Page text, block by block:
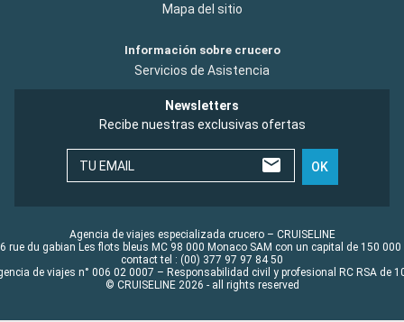
Mapa del sitio
Información sobre crucero
Servicios de Asistencia
Newsletters
Recibe nuestras exclusivas ofertas
TU EMAIL OK
Agencia de viajes especializada crucero – CRUISELINE
rue du gabian Les flots bleus MC 98 000 Monaco SAM con un capital de 150 000
contact tel : (00) 377 97 97 84 50
de viajes n° 006 02 0007 – Responsabilidad civil y profesional RC RSA de
© CRUISELINE 2026 - all rights reserved